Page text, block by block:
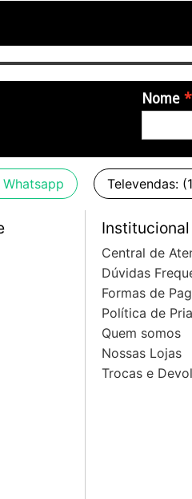
Nome
Televendas:
Institucional
Central de
Dúvidas
Formas de
Política de
Quem somos
Nossas Lojas
Trocas e